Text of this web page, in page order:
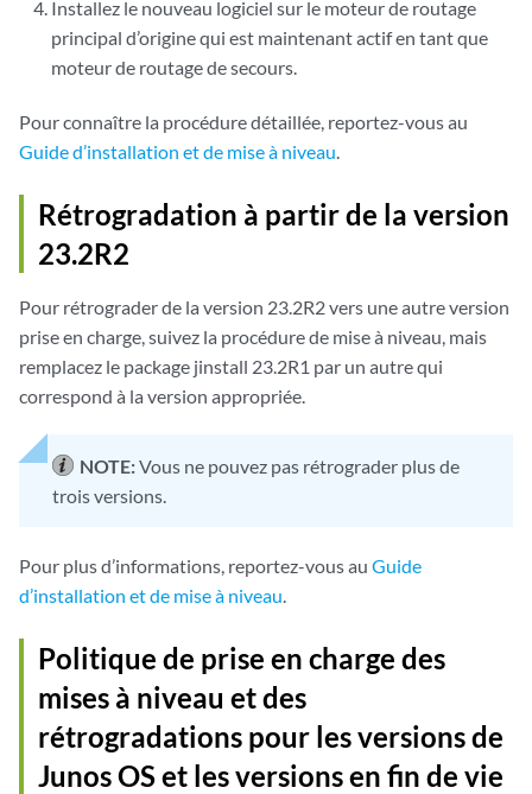
Installez le nouveau logiciel sur le moteur de routage
principal d’origine qui est maintenant actif en tant que
moteur de routage de secours.
Pour connaître la procédure détaillée, reportez-vous au
Guide d’installation et de mise à niveau.
Rétrogradation à partir de la version
23.2R2
Pour rétrograder de la version 23.2R2 vers une autre version
prise en charge, suivez la procédure de mise à niveau, mais
remplacez le package jinstall 23.2R1 par un autre qui
correspond à la version appropriée.
NOTE:Vous ne pouvez pas rétrograder plus de
trois versions.
Pour plus d’informations, reportez-vous au Guide
d’installation et de mise à niveau.
Politique de prise en charge des
mises à niveau et des
rétrogradations pour les versions de
Junos OS et les versions en fin de vie